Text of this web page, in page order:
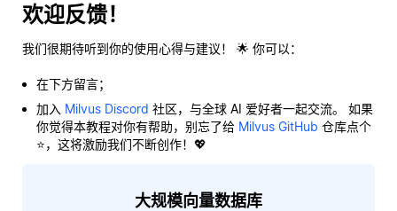
欢迎反馈！
我们很期待听到你的使用心得与建议！ 🌟 你可以：
在下方留言；
加入 Milvus Discord 社区，与全球 AI 爱好者一起交流。 如果
你觉得本教程对你有帮助，别忘了给 Milvus GitHub 仓库点个
⭐，这将激励我们不断创作！💖
大规模向量数据库